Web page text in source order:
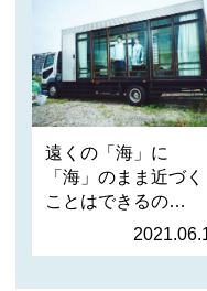
遠くの「海」に
「海」のまま近づく
ことはできるの
か？ 現代アート…